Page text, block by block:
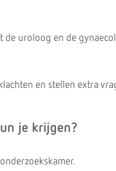
de uroloog en de
en stellen extra
je krijgen?